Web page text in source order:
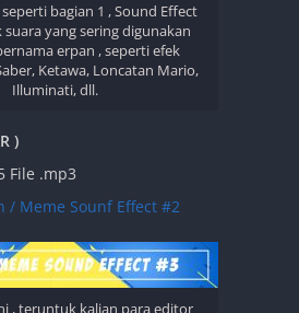
bagian 1 , Sound Effect
suara yang sering digunakan
erpan , seperti efek
Ketawa, Loncatan Mario,
Illuminati, dll.
)
File .mp3
/ Meme Sounf Effect #2
, teruntuk kalian para editor